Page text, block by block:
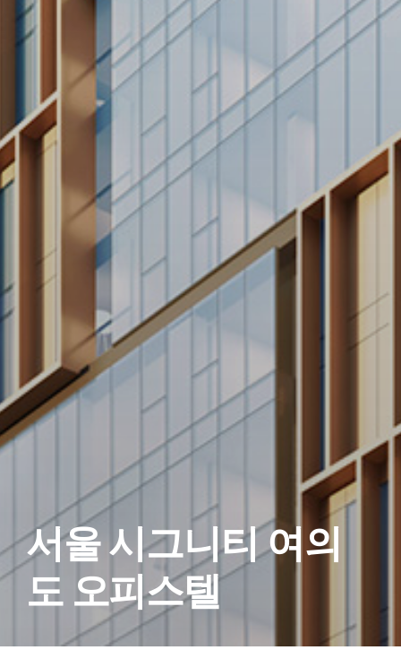
서울 시그니티 여의
도 오피스텔